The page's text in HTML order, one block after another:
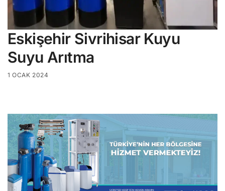
Eskişehir Sivrihisar Kuyu
Suyu Arıtma
1 OCAK 2024